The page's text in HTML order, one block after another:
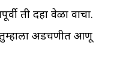
ती दहा वेळा वाचा.
तुम्हाला अडचणीत आणू